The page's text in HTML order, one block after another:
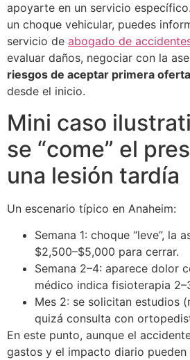
apoyarte en un servicio
un choque vehicular, puedes
servicio de abogado de
evaluar daños, negociar con la
riesgos de aceptar primera
desde el inicio.
Mini caso
se “come” el
una lesión tardía
Un escenario típico en Anaheim:
Semana 1: choque “leve”, la
$2,500–$5,000 para cerrar.
Semana 2–4: aparece dolor
médico indica fisioterapia
Mes 2: se solicitan estudios
quizá consulta con
En este punto, aunque el
gastos y el impacto diario pueden